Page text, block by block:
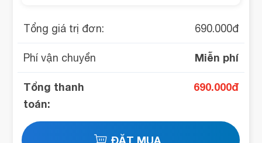
Tổng giá trị đơn: 690.000đ
Phí vận chuyển Miễn phí
Tổng thanh
toán:
690.000đ